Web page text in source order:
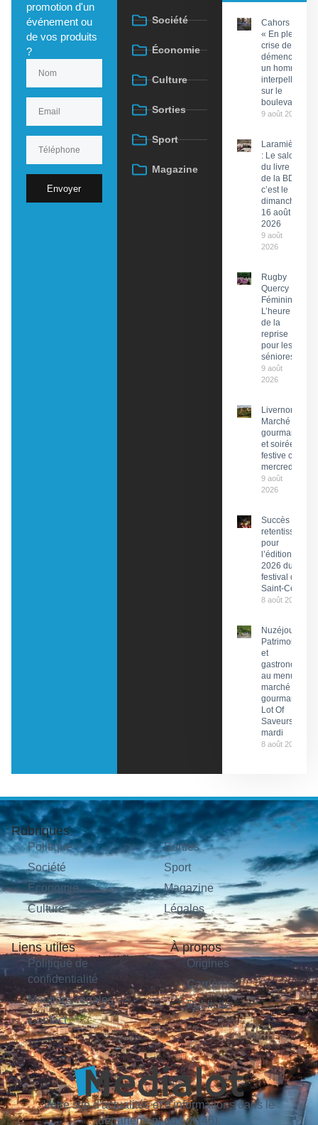
promotion d'un
événement ou
de vos produits
?
Envoyer
Société
Économie
Culture
Sorties
Sport
Magazine
Cahors :
« En pleine
crise de
démence »,
un homme
interpellé
sur le
boulevard
9 août 2026
Laramière
: Le salon
du livre et
de la BD,
c’est le
dimanche
16 août
2026
9 août
2026
Rugby
Quercy
Féminin :
L’heure
de la
reprise
pour les
séniores
9 août
2026
Livernon :
Marché
gourmand
et soirée
festive ce
mercredi
9 août
2026
Succès
retentissant
pour
l’édition
2026 du
festival de
Saint-Céré
8 août 2026
Nuzéjouls :
Patrimoine
et
gastronomie
au menu du
marché
gourmand
Lot Of
Saveurs ce
mardi
8 août 2026
Rubriques
Politique
Société
Économie
Culture
Sorties
Sport
Magazine
Légales
Liens utiles
Politique de
confidentialité
Mentions légales
Contact
À propos
Origines
Carrières
Publicité
Votre site d'actualités et d'informations dans le
département du Lot (46).